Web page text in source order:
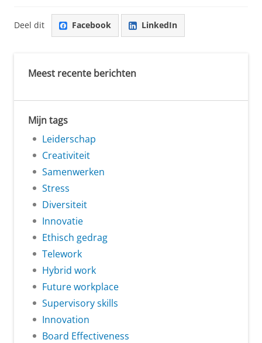
Deel dit Facebook LinkedIn
Meest recente berichten
Mijn tags
Leiderschap
Creativiteit
Samenwerken
Stress
Diversiteit
Innovatie
Ethisch gedrag
Telework
Hybrid work
Future workplace
Supervisory skills
Innovation
Board Effectiveness